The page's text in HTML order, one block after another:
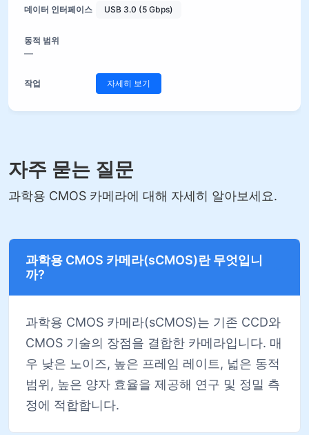
USB 3.0 (5 Gbps)
—
자세히 보기
자주 묻는 질문
과학용 CMOS 카메라에 대해 자세히 알아보세요.
과학용 CMOS 카메라(sCMOS)란 무엇입니
까?
과학용 CMOS 카메라(sCMOS)는 기존 CCD와
CMOS 기술의 장점을 결합한 카메라입니다. 매
우 낮은 노이즈, 높은 프레임 레이트, 넓은 동적
범위, 높은 양자 효율을 제공해 연구 및 정밀 측
정에 적합합니다.